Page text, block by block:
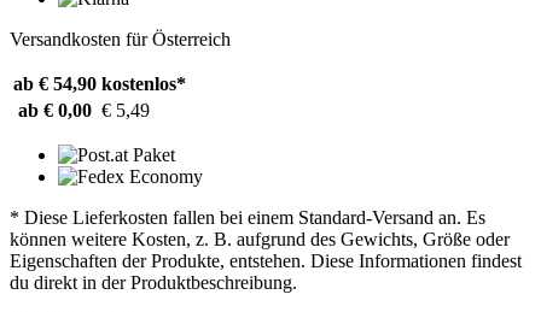
Versandkosten für Österreich
ab € 54,90 kostenlos*
ab € 0,00 € 5,49
* Diese Lieferkosten fallen bei einem Standard-Versand an. Es
können weitere Kosten, z. B. aufgrund des Gewichts, Größe oder
Eigenschaften der Produkte, entstehen. Diese Informationen findest
du direkt in der Produktbeschreibung.